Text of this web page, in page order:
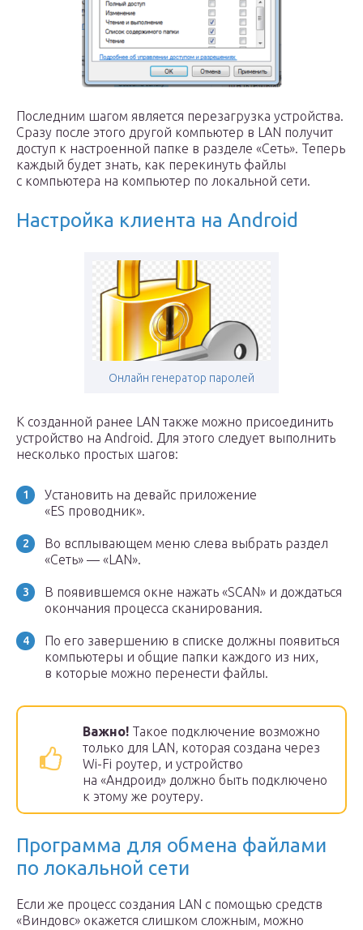
Последним шагом является перезагрузка устройства.
Сразу после этого другой компьютер в LAN получит
доступ к настроенной папке в разделе «Сеть». Теперь
каждый будет знать, как перекинуть файлы
с компьютера на компьютер по локальной сети.
Настройка клиента на Android
Онлайн генератор паролей
К созданной ранее LAN также можно присоединить
устройство на Android. Для этого следует выполнить
несколько простых шагов:
Установить на девайс приложение
«ES проводник».
Во всплывающем меню слева выбрать раздел
«Сеть» — «LAN».
В появившемся окне нажать «SCAN» и дождаться
окончания процесса сканирования.
По его завершению в списке должны появиться
компьютеры и общие папки каждого из них,
в которые можно перенести файлы.
Важно! Такое подключение возможно
только для LAN, которая создана через
Wi-Fi роутер, и устройство
на «Андроид» должно быть подключено
к этому же роутеру.
Программа для обмена файлами
по локальной сети
Если же процесс создания LAN с помощью средств
«Виндовс» окажется слишком сложным, можно